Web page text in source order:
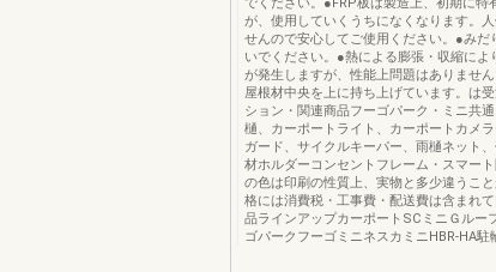
が、使用していくうちになくなります。
せんので安心してご使用ください。●みだ
いでください。●熱による膨張・収縮によ
が発生しますが、性能上問題はありません
屋根材中央を上に持ち上げています。は
ション・関連商品フーゴパーク・ミニ共
樋、カーポートライト、カーポートカメ
ガード、サイクルキーパー、雨樋ネット
材ホルダーコンセントフレーム・スマー
の色は印刷の性質上、実物と多少違うこ
格には消費税・工事費・配送費は含まれ
品ラインアップカーポートSCミニＧルー
ゴパークフーゴミニネスカミニHBR-HA